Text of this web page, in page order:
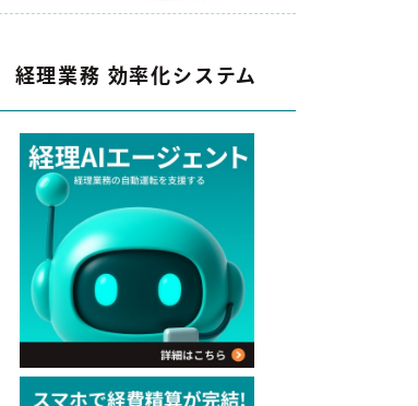
経理業務 効率化システム